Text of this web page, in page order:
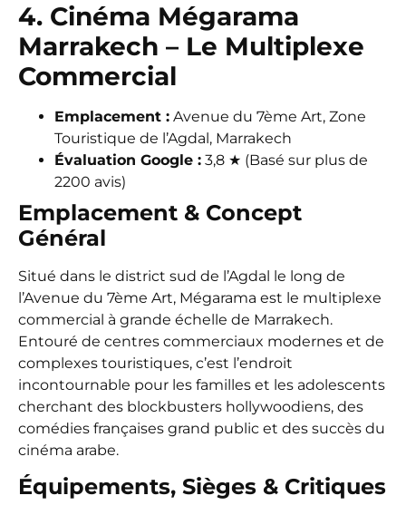
4. Cinéma Mégarama
Marrakech – Le Multiplexe
Commercial
Emplacement : Avenue du 7ème Art, Zone
Touristique de l’Agdal, Marrakech
Évaluation Google : 3,8 ★ (Basé sur plus de
2200 avis)
Emplacement & Concept
Général
Situé dans le district sud de l’Agdal le long de
l’Avenue du 7ème Art, Mégarama est le multiplexe
commercial à grande échelle de Marrakech.
Entouré de centres commerciaux modernes et de
complexes touristiques, c’est l’endroit
incontournable pour les familles et les adolescents
cherchant des blockbusters hollywoodiens, des
comédies françaises grand public et des succès du
cinéma arabe.
Équipements, Sièges & Critiques